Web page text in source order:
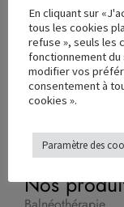
Nos usines de
Nos réalisations
Nos partenaires
Nos
En cliquant sur
tous les cookies
refuse », seuls les
fonctionnement du
modifier vos
consentement à
cookies ».
Paramètre des